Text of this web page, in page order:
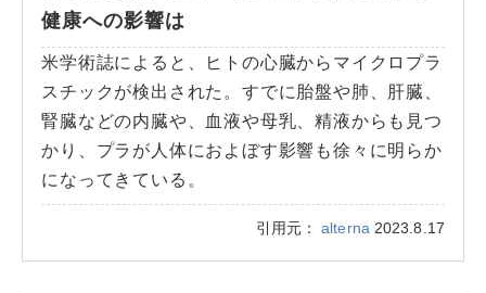
健康への影響は
米学術誌によると、ヒトの心臓からマイクロプラ
スチックが検出された。すでに胎盤や肺、肝臓、
腎臓などの内臓や、血液や母乳、精液からも見つ
かり、プラが人体におよぼす影響も徐々に明らか
になってきている。
引用元：alterna 2023.8.17